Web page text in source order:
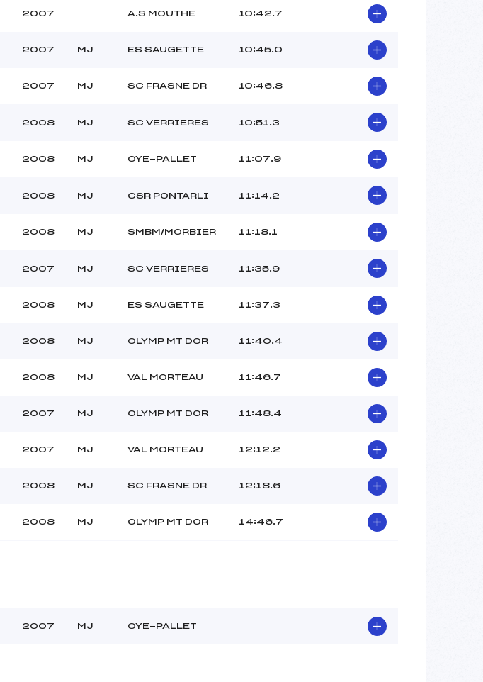
2007 A.S MOUTHE 10:42.7
2007 MJ ES SAUGETTE 10:45.0
2007 MJ SC FRASNE DR 10:46.8
2008 MJ SC VERRIERES 10:51.3
2008 MJ OYE-PALLET 11:07.9
2008 MJ CSR PONTARLI 11:14.2
2008 MJ SMBM/MORBIER 11:18.1
2007 MJ SC VERRIERES 11:35.9
2008 MJ ES SAUGETTE 11:37.3
2008 MJ OLYMP MT DOR 11:40.4
2008 MJ VAL MORTEAU 11:46.7
2007 MJ OLYMP MT DOR 11:48.4
2007 MJ VAL MORTEAU 12:12.2
2008 MJ SC FRASNE DR 12:18.6
2008 MJ OLYMP MT DOR 14:46.7
2007 MJ OYE-PALLET